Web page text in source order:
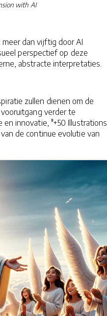
with AI
dan vijftig door AI
perspectief op deze
abstracte interpretaties.
zullen dienen om de
verder te
innovatie, "+50 Illustrations
de continue evolutie van